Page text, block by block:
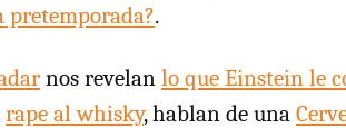
pretemporada?.
nos revelan lo que Einstein le
rape al whisky, hablan de una